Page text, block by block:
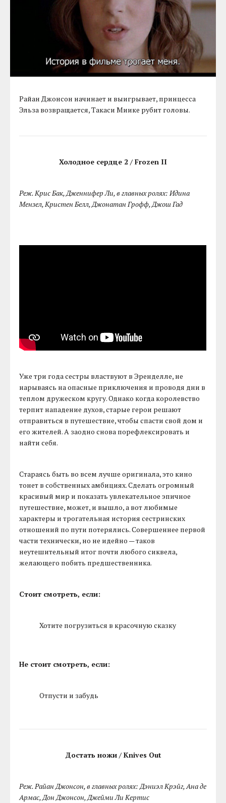
Райан Джонсон начинает и выигрывает, принцесса
Эльза возвращается, Такаси Миике рубит головы.
Холодное сердце 2 / Frozen II
Реж. Крис Бак, Дженнифер Ли, в главных ролях: Идина
Мензел, Кристен Белл, Джонатан Грофф, Джош Гад
Уже три года сестры властвуют в Эренделле, не
нарываясь на опасные приключения и проводя дни в
теплом дружеском кругу. Однако когда королевство
терпит нападение духов, старые герои решают
отправиться в путешествие, чтобы спасти свой дом и
его жителей. А заодно снова порефлексировать и
найти себя.
Стараясь быть во всем лучше оригинала, это кино
тонет в собственных амбициях. Сделать огромный
красивый мир и показать увлекательное эпичное
путешествие, может, и вышло, а вот любимые
характеры и трогательная история сестринских
отношений по пути потерялись. Совершеннее первой
части технически, но не идейно — таков
неутешительный итог почти любого сиквела,
желающего побить предшественника.
Стоит смотреть, если:
Хотите погрузиться в красочную сказку
Не стоит смотреть, если:
Отпусти и забудь
Достать ножи / Knives Out
Реж. Райан Джонсон, в главных ролях: Дэниэл Крэйг, Ана де
Армас, Дон Джонсон, Джейми Ли Кертис